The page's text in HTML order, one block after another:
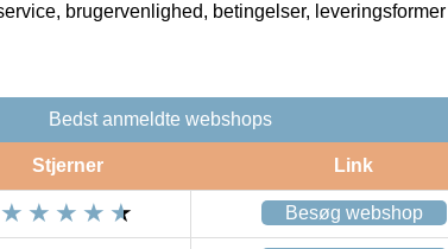
brugervenlighed, betingelser, leveringsformer
Bedst anmeldte webshops
Stjerner Link
Besøg webshop